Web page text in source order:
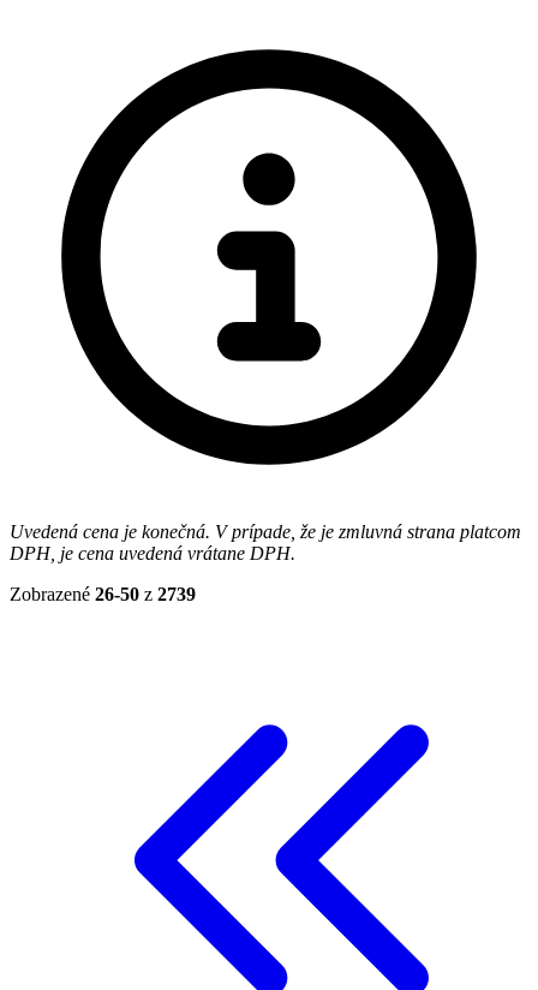
Uvedená cena je konečná. V prípade, že je zmluvná strana platcom
DPH, je cena uvedená vrátane DPH.
Zobrazené 26-50 z 2739